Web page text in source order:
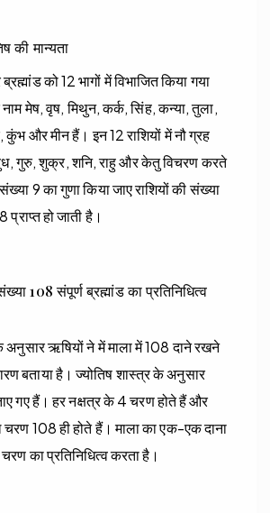
की मान्यता
को 12 भागों में विभाजित किया गया
मेष, वृष, मिथुन, कर्क, सिंह, कन्या, तुला,
और मीन हैं। इन 12 राशियों में नौ ग्रह
गुरु, शुक्र, शनि, राहु और केतु विचरण करते
9 का गुणा किया जाए राशियों की संख्या
हो जाती है।
108 संपूर्ण ब्रह्मांड का प्रतिनिधित्व
अनुसार ऋषियों ने में माला में 108 दाने रखने
बताया है। ज्योतिष शास्त्र के अनुसार
गए हैं। हर नक्षत्र के 4 चरण होते हैं और
108 ही होते हैं। माला का एक-एक दाना
का प्रतिनिधित्व करता है।